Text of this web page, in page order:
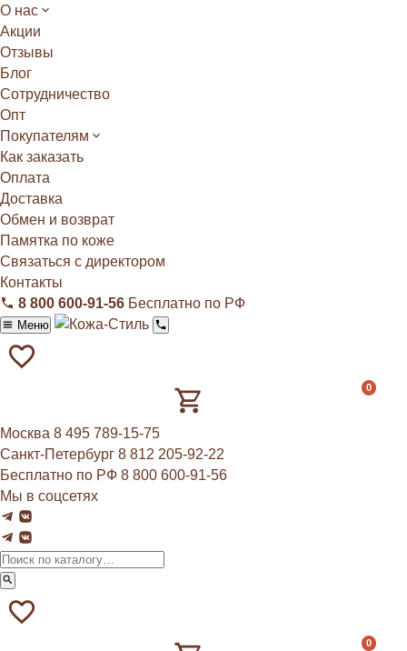
О нас
Акции
Отзывы
Блог
Сотрудничество
Опт
Покупателям
Как заказать
Оплата
Доставка
Обмен и возврат
Памятка по коже
Связаться с директором
Контакты
8 800 600‑91‑56 Бесплатно по РФ
Меню
0
Москва 8 495 789‑15‑75
Санкт-Петербург 8 812 205‑92‑22
Бесплатно по РФ 8 800 600‑91‑56
Мы в соцсетях
0